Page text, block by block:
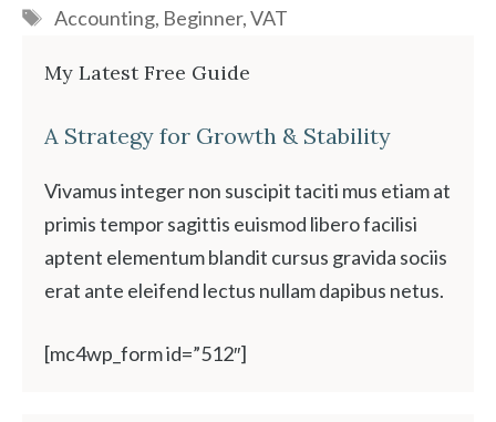
Tags
Accounting, Beginner,VAT
My Latest Free Guide
A Strategy for Growth & Stability
Vivamus integer non suscipit taciti mus etiam at
primis tempor sagittis euismod libero facilisi
aptent elementum blandit cursus gravida sociis
erat ante eleifend lectus nullam dapibus netus.
[mc4wp_form id=”512″]